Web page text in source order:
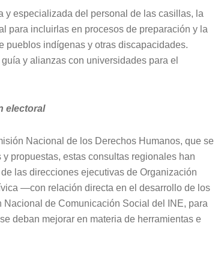
y especializada del personal de las casillas, la
para incluirlas en procesos de preparación y la
pueblos indígenas y otras discapacidades.
y alianzas con universidades para el
electoral
Nacional de los Derechos Humanos, que se
propuestas, estas consultas regionales han
las direcciones ejecutivas de Organización
—con relación directa en el desarrollo de los
de Comunicación Social del INE, para
deban mejorar en materia de herramientas e